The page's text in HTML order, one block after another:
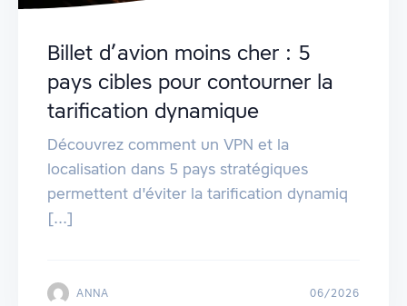
Billet d’avion moins cher : 5
pays cibles pour contourner la
tarification dynamique
Découvrez comment un VPN et la
localisation dans 5 pays stratégiques
permettent d'éviter la tarification dynamiq
[...]
ANNA 06/2026